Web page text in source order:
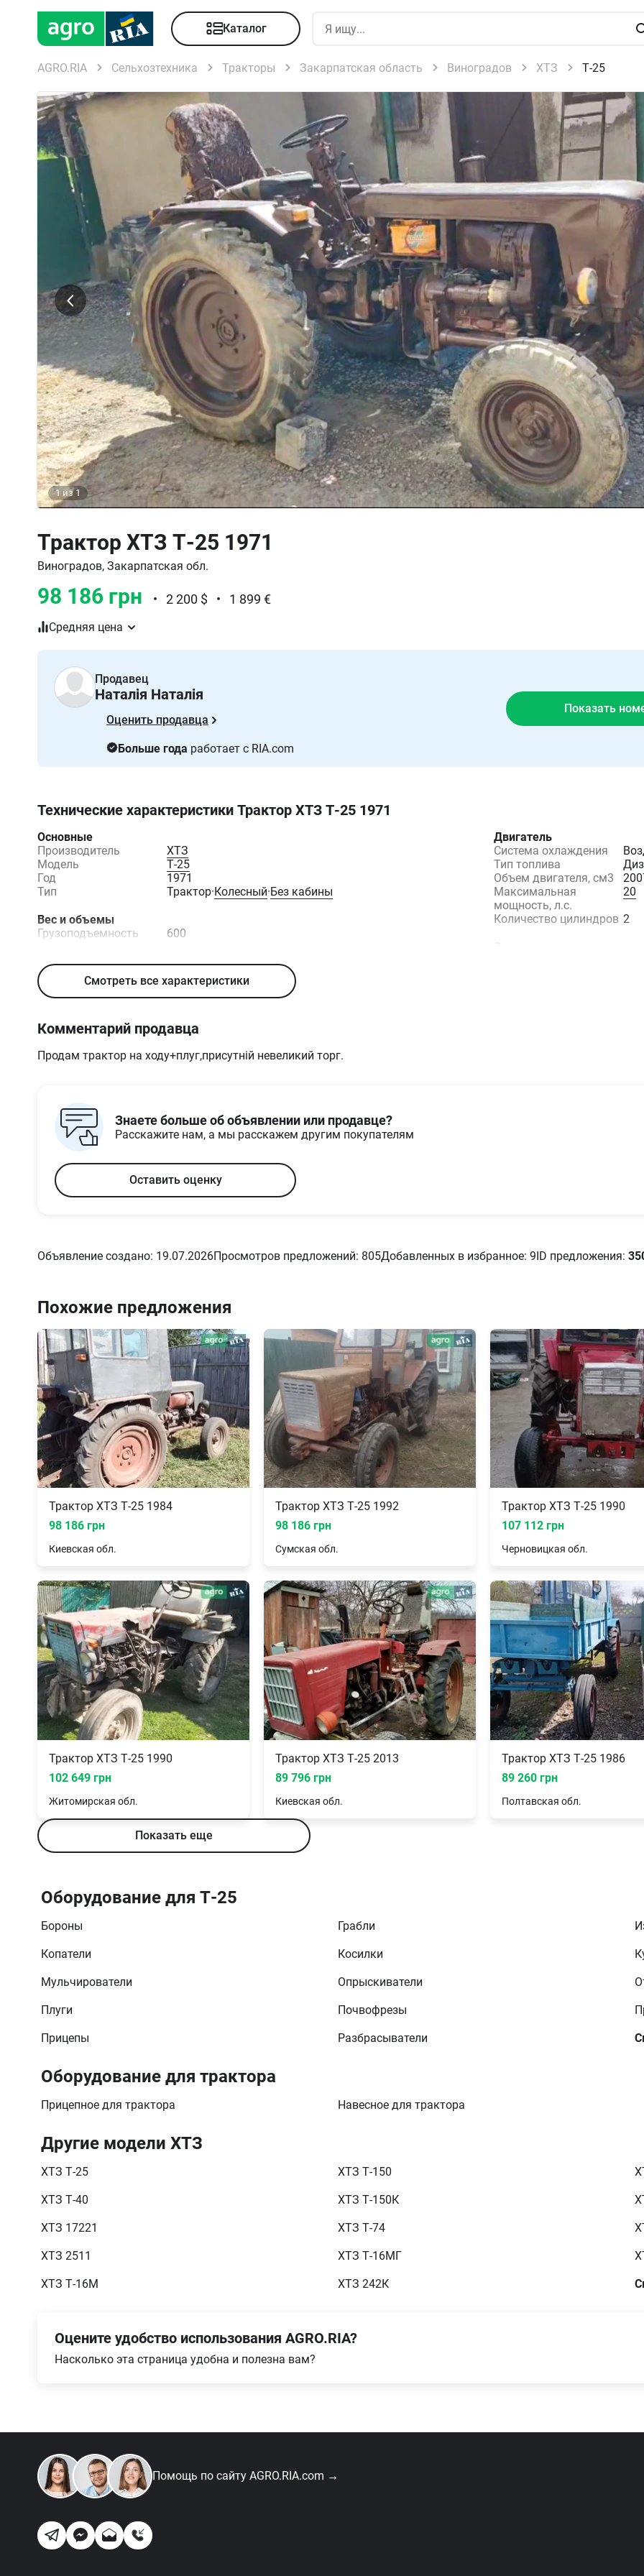
Каталог
AGRO.RIA Сельхозтехника Тракторы Закарпатская область Виноградов ХТЗ Т-25
1из 1
Трактор ХТЗ Т-25 1971
Виноградов, Закарпатская обл.
98 186 грн • 2 200 $ • 1 899 €
Средняя цена
Продавец
Наталія Наталія
Оценить продавца
Больше года работает с RIA.com
Показать
Технические характеристики Трактор ХТЗ Т-25 1971
Основные
Производитель
ХТЗ
Модель
Т-25
Год
1971
Тип
Трактор·Колесный·Без кабины
Вес и объемы
Грузоподъемность
600
Объем
гидравлического бака,
л
35
Объем топливного
45
Снаряженный вес, кг
1575
Габариты и размеры
Транспортная длина,
3082
Двигатель
Система охлаждения
Тип топлива
Объем двигателя, см3
Максимальная
мощность, л.с.
20
Количество цилиндров 2
Смотреть все характеристики
Комментарий продавца
Продам трактор на ходу+плуг,присутній невеликий торг.
Знаете больше об объявлении или продавце?
Расскажите нам, а мы расскажем другим покупателям
Оставить оценку
Объявление создано: 19.07.2026Просмотров предложений: 805Добавленных в избранное: 9ID предложения:
Похожие предложения
Трактор ХТЗ Т-25 1984
98 186 грн
Киевская обл.
Трактор ХТЗ Т-25 1992
98 186 грн
Сумская обл.
Трактор ХТЗ Т-25 1990
107 112 грн
Черновицкая обл.
Трактор ХТЗ Т-25 1990
102 649 грн
Житомирская обл.
Трактор ХТЗ Т-25 2013
89 796 грн
Киевская обл.
Трактор ХТЗ Т-25 1986
89 260 грн
Полтавская обл.
Показать еще
Оборудование для Т-25
Бороны Грабли
Копатели Косилки
Мульчирователи Опрыскиватели
Плуги Почвофрезы
Прицепы Разбрасыватели
Оборудование для трактора
Прицепное для трактора Навесное для трактора
Другие модели ХТЗ
ХТЗ Т-25 ХТЗ Т-150
ХТЗ Т-40 ХТЗ Т-150К
ХТЗ 17221 ХТЗ Т-74
ХТЗ 2511 ХТЗ Т-16МГ
ХТЗ Т-16М ХТЗ 242К
Оцените удобство использования AGRO.RIA?
Насколько эта страница удобна и полезна вам?
Помощь по сайту AGRO.RIA.com →